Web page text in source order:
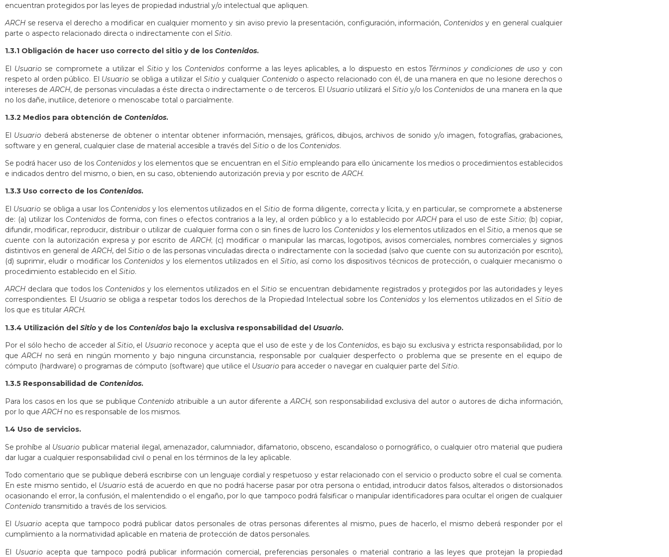
encuentran protegidos por las leyes de propiedad industrial y/o intelectual que apliquen.
ARCH se reserva el derecho a modificar en cualquier momento y sin aviso previo la presentación, configuración, información, Contenidosy en general cualquier
parte o aspecto relacionado directa o indirectamente con el Sitio.
1.3.1 Obligación de hacer uso correcto del sitio y de los Contenidos.
El Usuario se compromete a utilizar el Sitioy los Contenidos conforme a las leyes aplicables, a lo dispuesto en estos Términos y condiciones de uso y con
respeto al orden público. El Usuario se obliga a utilizar elSitio y cualquier Contenidoo aspecto relacionado con él, de una manera en que no lesione derechos o
intereses deARCH, de personas vinculadas a éste directa o indirectamente o de terceros. El Usuario utilizará el Sitioy/o los Contenidos de una manera en la que
no los dañe, inutilice, deteriore o menoscabe total o parcialmente.
1.3.2 Medios para obtención de Contenidos.
El Usuario deberá abstenerse de obtener o intentar obtener información, mensajes, gráficos, dibujos, archivos de sonido y/o imagen, fotografías, grabaciones,
software y en general, cualquier clase de material accesible a través del Sitio o de los Contenidos.
Se podrá hacer uso de los Contenidosy los elementos que se encuentran en el Sitioempleando para ello únicamente los medios o procedimientos establecidos
e indicados dentro del mismo, o bien, en su caso, obteniendo autorización previa y por escrito deARCH.
1.3.3 Uso correcto de los Contenidos.
El Usuario se obliga a usar los Contenidosy los elementos utilizados en el Sitiode forma diligente, correcta y lícita, y en particular, se compromete a abstenerse
de: (a) utilizar los Contenidos de forma, con fines o efectos contrarios a la ley, al orden público y a lo establecido porARCHpara el uso de este Sitio; (b) copiar,
difundir, modificar, reproducir, distribuir o utilizar de cualquier forma con o sin fines de lucro los Contenidosy los elementos utilizados en elSitio, a menos que se
cuente con la autorización expresa y por escrito deARCH; (c) modificar o manipular las marcas, logotipos, avisos comerciales, nombres comerciales y signos
distintivos en general deARCH, del Sitio o de las personas vinculadas directa o indirectamente con la sociedad (salvo que cuente con su autorización por escrito),
(d) suprimir, eludir o modificar los Contenidos y los elementos utilizados en el Sitio, así como los dispositivos técnicos de protección, o cualquier mecanismo o
procedimiento establecido en el Sitio.
ARCH declara que todos los Contenidos y los elementos utilizados en el Sitio se encuentran debidamente registrados y protegidos por las autoridades y leyes
correspondientes. El Usuariose obliga a respetar todos los derechos de la Propiedad Intelectual sobre los Contenidos y los elementos utilizados en elSitio de
los que es titularARCH.
1.3.4 Utilización del Sitio y de los Contenidos bajo la exclusiva responsabilidad del Usuario.
Por el sólo hecho de acceder alSitio, el Usuarioreconoce y acepta que el uso de este y de los Contenidos, es bajo su exclusiva y estricta responsabilidad, por lo
queARCH no será en ningún momento y bajo ninguna circunstancia, responsable por cualquier desperfecto o problema que se presente en el equipo de
cómputo (hardware) o programas de cómputo (software) que utilice el Usuario para acceder o navegar en cualquier parte del Sitio.
1.3.5 Responsabilidad de Contenidos.
Para los casos en los que se publique Contenido atribuible a un autor diferente aARCH, son responsabilidad exclusiva del autor o autores de dicha información,
por lo queARCH no es responsable de los mismos.
1.4 Uso de servicios.
Se prohíbe al Usuario publicar material ilegal, amenazador, calumniador, difamatorio, obsceno, escandaloso o pornográfico, o cualquier otro material que pudiera
dar lugar a cualquier responsabilidad civil o penal en los términos de la ley aplicable.
Todo comentario que se publique deberá escribirse con un lenguaje cordial y respetuoso y estar relacionado con el servicio o producto sobre el cual se comenta.
En este mismo sentido, el Usuario está de acuerdo en que no podrá hacerse pasar por otra persona o entidad, introducir datos falsos, alterados o distorsionados
ocasionando el error, la confusión, el malentendido o el engaño, por lo que tampoco podrá falsificar o manipular identificadores para ocultar el origen de cualquier
Contenido transmitido a través de los servicios.
El Usuario acepta que tampoco podrá publicar datos personales de otras personas diferentes al mismo, pues de hacerlo, el mismo deberá responder por el
cumplimiento a la normatividad aplicable en materia de protección de datos personales.
El Usuario acepta que tampoco podrá publicar información comercial, preferencias personales o material contrario a las leyes que protejan la propiedad